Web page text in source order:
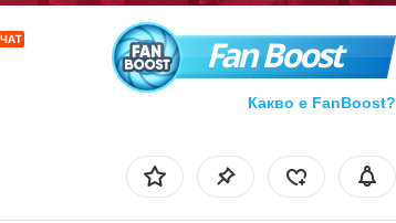
Fan Boost
Какво е FanBoost?